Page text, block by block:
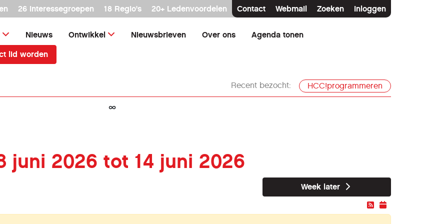
26 interessegroepen 18 Regio's 20+ Ledenvoordelen Contact Webmail Zoeken Inloggen
Nieuws Ontwikkel Nieuwsbrieven Over ons Agenda tonen
lid worden
Recent bezocht: HCC!programmeren
∞
juni 2026 tot 14 juni 2026
Week later